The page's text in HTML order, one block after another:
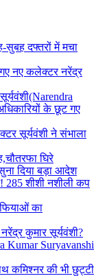
सुबह दफ्तरों में मचा
नए कलेक्टर नरेंद्र
के छूट गए
सूर्यवंशी ने संभाला
घिरे
दिया बड़ा आदेश
285 शीशी नशीली कप
का
कुमार सूर्यवंशी?
Suryavanshi
कमिश्नर की भी छुट्टी